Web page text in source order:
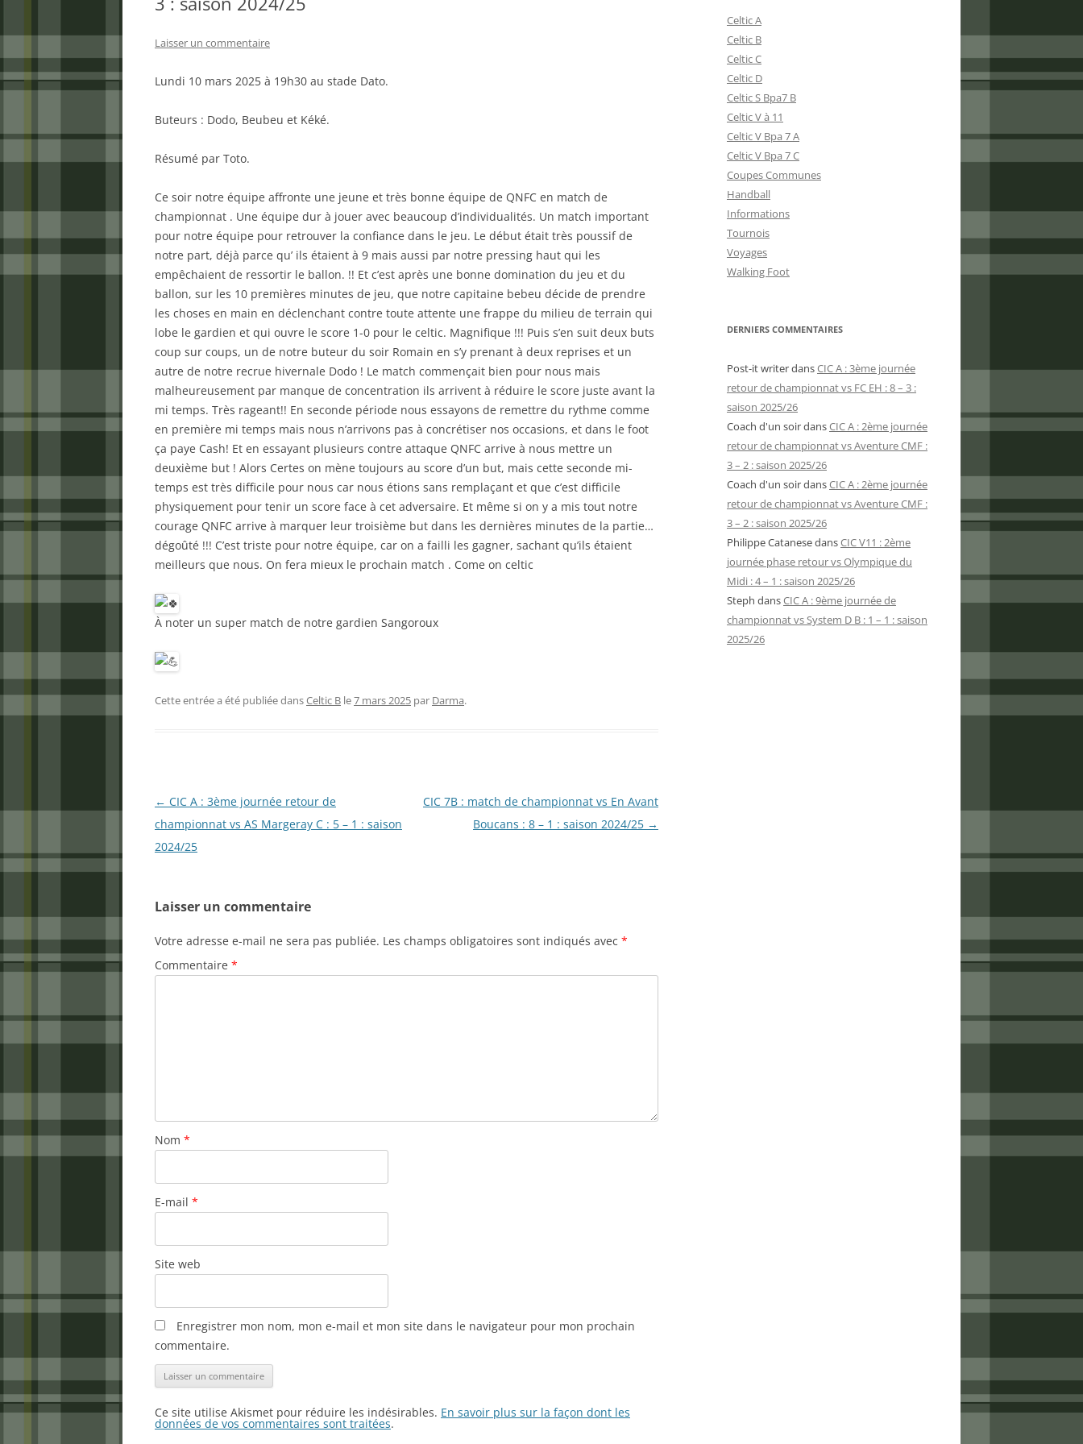
Laisser un commentaire
Lundi 10 mars 2025 à 19h30 au stade Dato.
Buteurs : Dodo, Beubeu et Kéké.
Résumé par Toto.
Ce soir notre équipe affronte une jeune et très bonne équipe de QNFC en match de
championnat . Une équipe dur à jouer avec beaucoup d’individualités. Un match important
pour notre équipe pour retrouver la confiance dans le jeu. Le début était très poussif de
notre part, déjà parce qu’ ils étaient à 9 mais aussi par notre pressing haut qui les
empêchaient de ressortir le ballon. !! Et c’est après une bonne domination du jeu et du
ballon, sur les 10 premières minutes de jeu, que notre capitaine bebeu décide de prendre
les choses en main en déclenchant contre toute attente une frappe du milieu de terrain qui
lobe le gardien et qui ouvre le score 1-0 pour le celtic. Magnifique !!! Puis s’en suit deux buts
coup sur coups, un de notre buteur du soir Romain en s’y prenant à deux reprises et un
autre de notre recrue hivernale Dodo ! Le match commençait bien pour nous mais
malheureusement par manque de concentration ils arrivent à réduire le score juste avant la
mi temps. Très rageant!! En seconde période nous essayons de remettre du rythme comme
en première mi temps mais nous n’arrivons pas à concrétiser nos occasions, et dans le foot
ça paye Cash! Et en essayant plusieurs contre attaque QNFC arrive à nous mettre un
deuxième but ! Alors Certes on mène toujours au score d’un but, mais cette seconde mi-
temps est très difficile pour nous car nous étions sans remplaçant et que c’est difficile
physiquement pour tenir un score face à cet adversaire. Et même si on y a mis tout notre
courage QNFC arrive à marquer leur troisième but dans les dernières minutes de la partie…
dégoûté !!! C’est triste pour notre équipe, car on a failli les gagner, sachant qu’ils étaient
meilleurs que nous. On fera mieux le prochain match . Come on celtic
À noter un super match de notre gardien Sangoroux
Cette entrée a été publiée dansCeltic B le7 mars 2025 par Darma.
Navigation
des
articles
← CIC A : 3ème journée retour de
championnat vs AS Margeray C : 5 – 1 : saison
2024/25
CIC 7B : match de championnat vs En Avant
Boucans : 8 – 1 : saison 2024/25 →
Laisser un commentaire
Votre adresse e-mail ne sera pas publiée. Les champs obligatoires sont indiqués avec *
Commentaire *
Nom *
E-mail *
Site web
Enregistrer mon nom, mon e-mail et mon site dans le navigateur pour mon prochain
commentaire.
Ce site utilise Akismet pour réduire les indésirables. En savoir plus sur la façon dont les
données de vos commentaires sont traitées.
Celtic A
Celtic B
Celtic C
Celtic D
Celtic S Bpa7 B
Celtic V à 11
Celtic V Bpa 7 A
Celtic V Bpa 7 C
Coupes Communes
Handball
Informations
Tournois
Voyages
Walking Foot
DERNIERS COMMENTAIRES
Post-it writerdansCIC A : 3ème journée
retour de championnat vs FC EH : 8 – 3 :
saison 2025/26
Coach d'un soirdansCIC A : 2ème journée
retour de championnat vs Aventure CMF :
3 – 2 : saison 2025/26
Coach d'un soirdansCIC A : 2ème journée
retour de championnat vs Aventure CMF :
3 – 2 : saison 2025/26
Philippe CatanesedansCIC V11 : 2ème
journée phase retour vs Olympique du
Midi : 4 – 1 : saison 2025/26
Steph dansCIC A : 9ème journée de
championnat vs System D B : 1 – 1 : saison
2025/26